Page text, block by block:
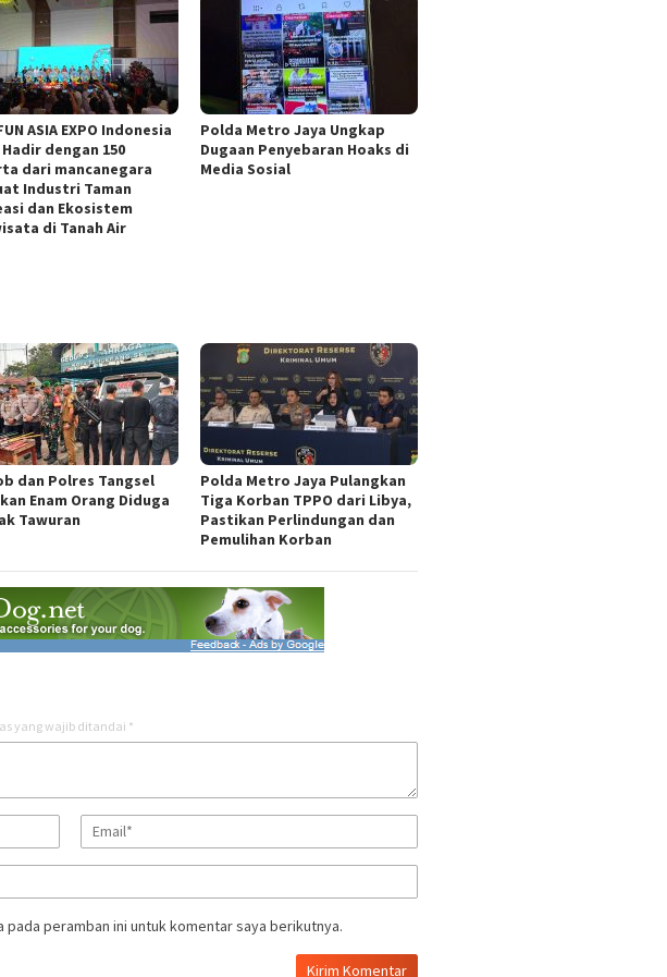
ASIA EXPO Indonesia
Hadir dengan 150
dari mancanegara
Industri Taman
dan Ekosistem
di Tanah Air
Polda Metro Jaya Ungkap
Dugaan Penyebaran Hoaks di
Media Sosial
dan Polres Tangsel
Enam Orang Diduga
Tawuran
Polda Metro Jaya Pulangkan
Tiga Korban TPPO dari Libya,
Pastikan Perlindungan dan
Pemulihan Korban
yang wajib ditandai *
pada peramban ini untuk komentar saya berikutnya.